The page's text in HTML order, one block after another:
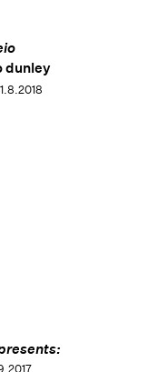
dunley